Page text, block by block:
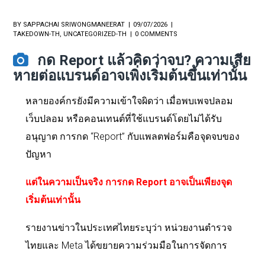
BY SAPPACHAI SRIWONGMANEERAT
09/07/2026
TAKEDOWN-TH , UNCATEGORIZED-TH 0 COMMENTS
กด Report แล้วคิดว่าจบ? ความเสีย
หายต่อแบรนด์อาจเพิ่งเริ่มต้นขึ้นเท่านั้น
หลายองค์กรยังมีความเข้าใจผิดว่า เมื่อพบเพจปลอม
เว็บปลอม หรือคอนเทนต์ที่ใช้แบรนด์โดยไม่ได้รับ
อนุญาต การกด “Report” กับแพลตฟอร์มคือจุดจบของ
ปัญหา
แต่ในความเป็นจริง การกด Report อาจเป็นเพียงจุด
เริ่มต้นเท่านั้น
รายงานข่าวในประเทศไทยระบุว่า หน่วยงานตำรวจ
ไทยและ Meta ได้ขยายความร่วมมือในการจัดการ